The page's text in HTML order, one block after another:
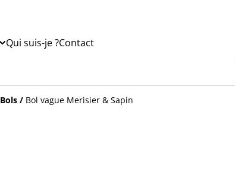
Qui suis-je ?Contact
Bols / Bol vague Merisier & Sapin